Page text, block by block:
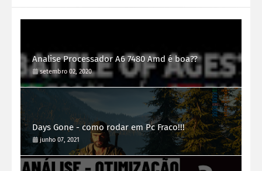
Analise Processador A6 7480 Amd é boa??
setembro 02, 2020
Days Gone - como rodar em Pc Fraco!!!
junho 07, 2021